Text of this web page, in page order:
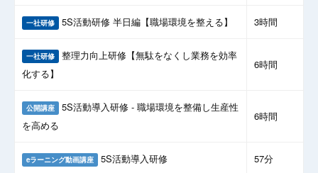
一社研修 5S活動研修 半日編【職場環境を整える】 3時間
一社研修 整理力向上研修【無駄をなくし業務を効率
化する】
6時間
公開講座 5S活動導入研修 - 職場環境を整備し生産性
を高める
6時間
eラーニング動画講座 5S活動導入研修 57分